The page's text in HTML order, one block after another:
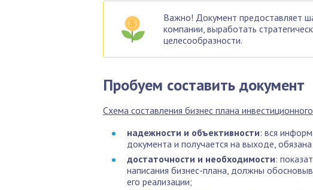
Важно! Документ предоставляет
компании, выработать
целесообразности.
Пробуем составить документ
Схема составления бизнес плана
надежности и объективности: вся
документа и получается на выходе,
достаточности и необходимости:
написания бизнес-плана, должны
его реализации;